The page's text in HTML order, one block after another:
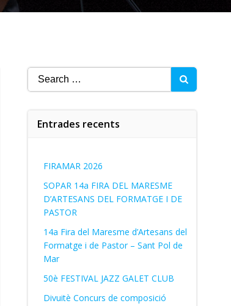
Search
for:
Entrades recents
FIRAMAR 2026
SOPAR 14a FIRA DEL MARESME
D’ARTESANS DEL FORMATGE I DE
PASTOR
14a Fira del Maresme d’Artesans del
Formatge i de Pastor – Sant Pol de
Mar
50è FESTIVAL JAZZ GALET CLUB
Divuitè Concurs de composició